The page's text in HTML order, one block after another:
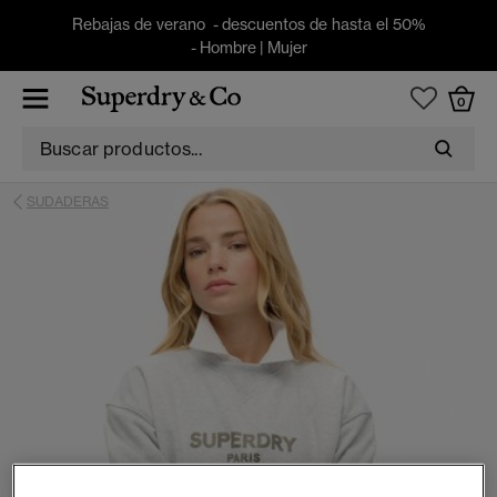
Rebajas de verano - descuentos de hasta el 50%
- Hombre| Mujer
0
SUDADERAS